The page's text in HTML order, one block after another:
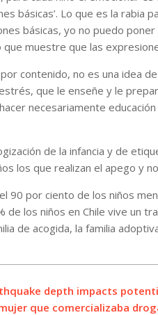
básicas’. Lo que es la rabia
básicas, yo no puedo
muestre que las
contenido, no es una idea
que le enseñe y le
necesariamente educación
de la infancia y de
los que realizan el apego y
90 por ciento de los niños
los niños en Chile vive un
de acogida, la familia
depth impacts
que comercializaba